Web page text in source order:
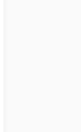
차량을 선택할 수 있도
사항은 특